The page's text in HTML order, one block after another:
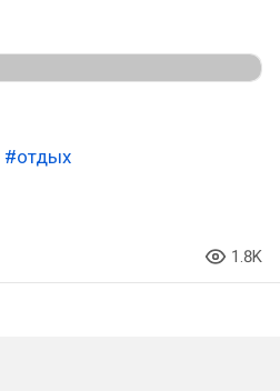
#отдых
1.8K